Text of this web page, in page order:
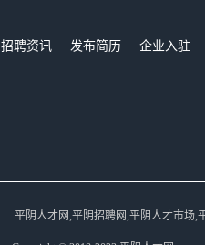
招聘资讯 发布简历 企业入驻
平阴人才网,平阴招聘网,平阴人才市场,